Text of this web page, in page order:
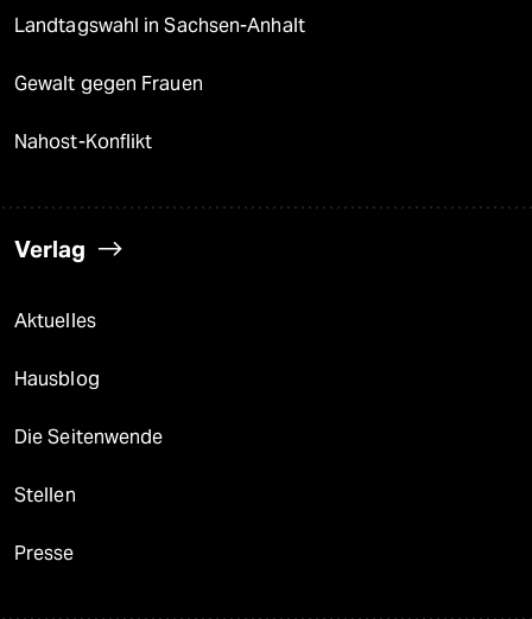
Landtagswahl in Sachsen-Anhalt
Gewalt gegen Frauen
Nahost-Konflikt
Verlag
Aktuelles
Hausblog
Die Seitenwende
Stellen
Presse